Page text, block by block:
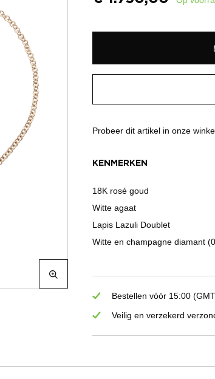
Probeer dit artikel in onze
KENMERKEN
18K rosé goud
Witte agaat
Lapis Lazuli Doublet
Witte en champagne diamant
Bestellen vóór 15:00
Veilig en verzekerd